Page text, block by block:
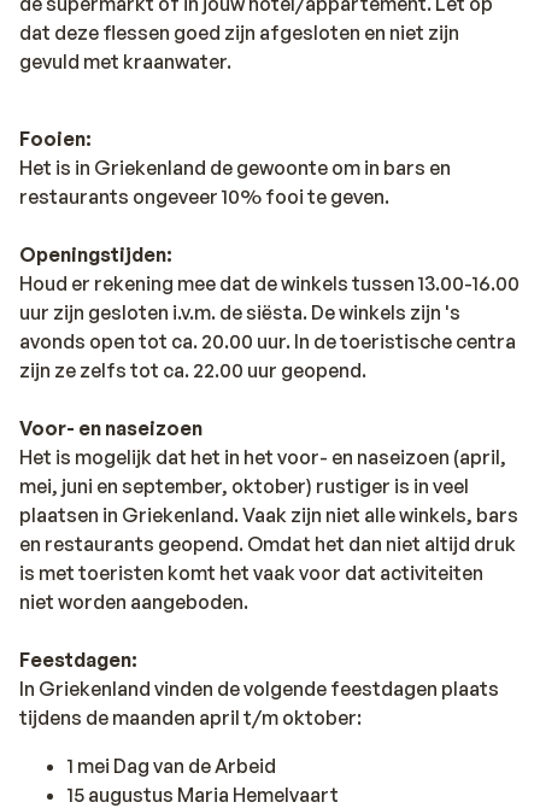
dat deze flessen goed zijn afgesloten en niet zijn
gevuld met kraanwater.
Fooien:
Het is in Griekenland de gewoonte om in bars en
restaurants ongeveer 10% fooi te geven.
Openingstijden:
Houd er rekening mee dat de winkels tussen 13.00-16.00
uur zijn gesloten i.v.m. de siësta. De winkels zijn 's
avonds open tot ca. 20.00 uur. In de toeristische centra
zijn ze zelfs tot ca. 22.00 uur geopend.
Voor- en naseizoen
Het is mogelijk dat het in het voor- en naseizoen (april,
mei, juni en september, oktober) rustiger is in veel
plaatsen in Griekenland. Vaak zijn niet alle winkels, bars
en restaurants geopend. Omdat het dan niet altijd druk
is met toeristen komt het vaak voor dat activiteiten
niet worden aangeboden.
Feestdagen:
In Griekenland vinden de volgende feestdagen plaats
tijdens de maanden april t/m oktober:
1 mei Dag van de Arbeid
15 augustus Maria Hemelvaart